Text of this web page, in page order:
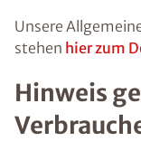
Unsere
stehen hier zum
Hinweis